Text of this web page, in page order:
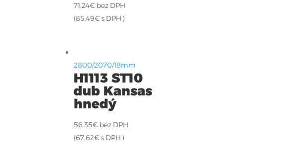
71.24€ bez DPH
(85.49€s DPH )
2800/2070/18mm
H1113 ST10
dub Kansas
hnedý
56.35€ bez DPH
(67.62€s DPH )